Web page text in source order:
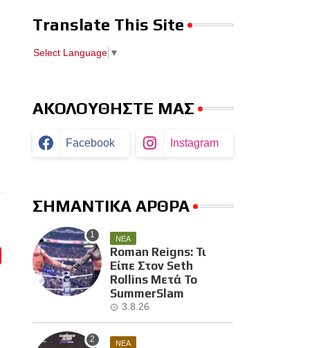
Translate This Site
Select Language ▼
ΑΚΟΛΟΥΘΗΣΤΕ ΜΑΣ
Facebook Instagram
ΣΗΜΑΝΤΙΚΑ ΑΡΘΡΑ
ΝΕΑ
Roman Reigns: Τι
Είπε Στον Seth
Rollins Μετά Το
SummerSlam
3.8.26
ΝΕΑ